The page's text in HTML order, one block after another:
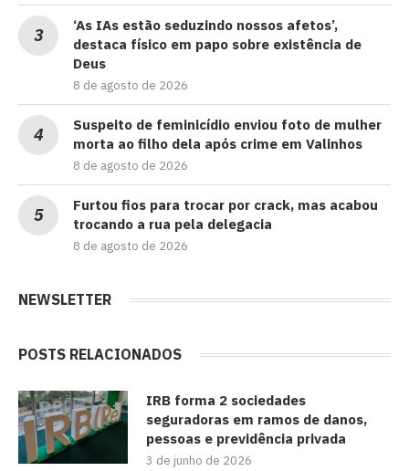
‘As IAs estão seduzindo nossos afetos’,
destaca físico em papo sobre existência de
Deus
8 de agosto de 2026
Suspeito de feminicídio enviou foto de mulher
morta ao filho dela após crime em Valinhos
8 de agosto de 2026
Furtou fios para trocar por crack, mas acabou
trocando a rua pela delegacia
8 de agosto de 2026
NEWSLETTER
POSTS RELACIONADOS
IRB forma 2 sociedades
seguradoras em ramos de danos,
pessoas e previdência privada
3 de junho de 2026